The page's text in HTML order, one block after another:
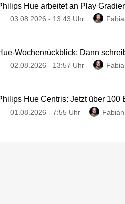
Hue arbeitet an Play
03.08.2026 - 13:43 Uhr
Wochenrückblick: Dann
02.08.2026 - 13:57 Uhr
Hue Centris: Jetzt über 100
01.08.2026 - 7:55 Uhr Fabian